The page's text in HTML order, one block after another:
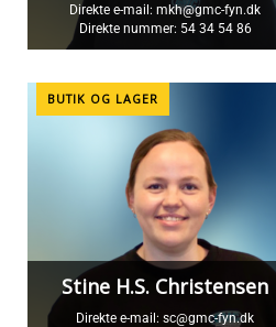
Direkte e-mail: mkh@gmc-fyn.dk
Direkte nummer: 54 34 54 86
BUTIK OG LAGER
Direkte e-mail: sc@gmc-fyn.dk
Stine H.S. Christensen